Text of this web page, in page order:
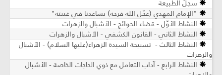
سجلّ الطبيعة
"الإمام المهدي (عجّل الله فرجه) يساعدنا في غيبته"
النشاط الأوّل - قضاء الحوائج - الأشبال والزهرات
النشاط الثاني - القانون الكشفي - الأشبال والزهرات
النشاط الثالث - تسبيحة السيدة الزهراء(علیها السلام) - الأشبال
والزهرات
النشاط الرابع - آداب التعامل مع ذوي الحاجات الخاصة - الأشبال